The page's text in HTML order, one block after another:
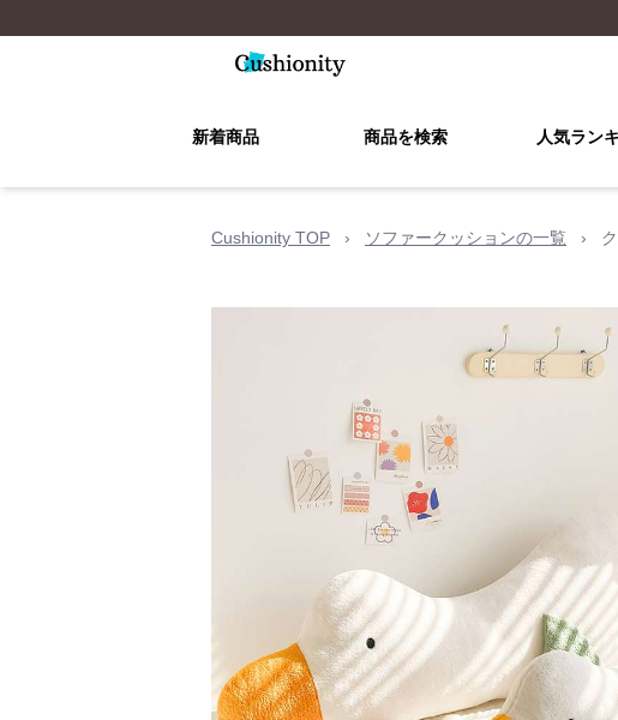
新着商品 商品を検索 人気ラン
Cushionity TOP › ソファークッションの一覧 ›